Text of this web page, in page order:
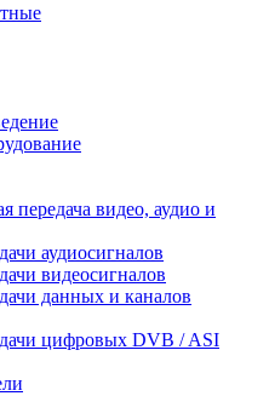
передача видео, аудио и
аудиосигналов
видеосигналов
данных и каналов
цифровых DVB / ASI